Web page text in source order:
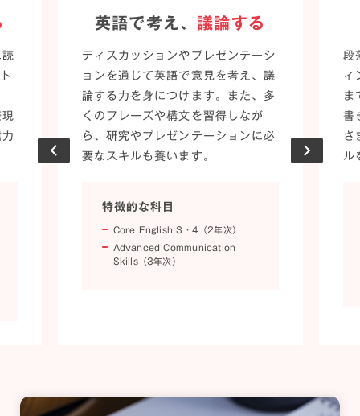
英語で考え、議論する
ディスカッションやプレゼンテーシ
ョンを通じて英語で意見を考え、議
論する力を身につけます。また、多
くのフレーズや構文を習得しなが
ら、研究やプレゼンテーションに必
要なスキルも養います。
特徴的な科目
Core English 3・4（2年次）
Advanced Communication
Skills（3年次）
段
ィ
ま
書
さ
ル